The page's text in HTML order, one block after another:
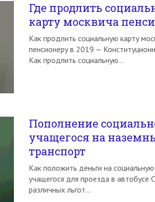
Где продлить
карту москвича
Как продлить социальную карту
пенсионеру в 2019 —
Как продлить социальную…
Пополнение
учащегося на
транспорт
Как положить деньги на социальную
учащегося для проезда в автобусе
различных льгот…